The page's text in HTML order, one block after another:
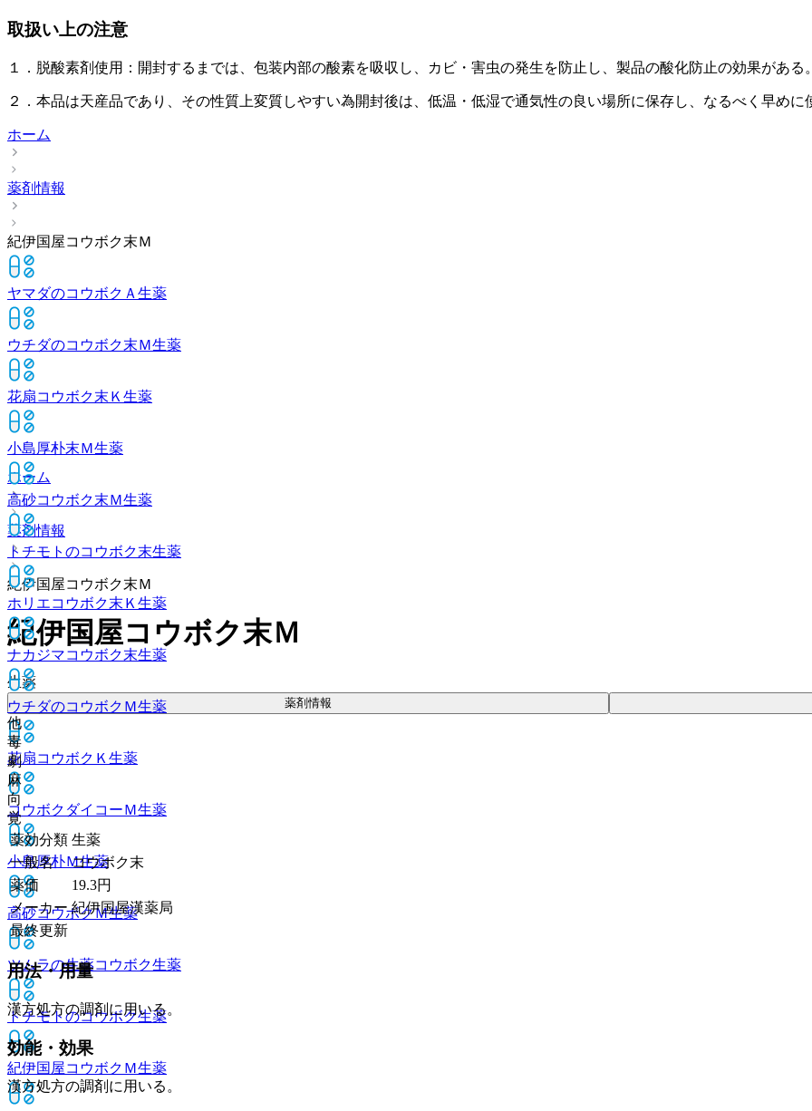
取扱い上の注意
１．脱酸素剤使用：開封するまでは、包装内部の酸素を吸収し、カビ・害虫の発生を防止し、製品の酸化防止の効果がある
２．本品は天産品であり、その性質上変質しやすい為開封後は、低温・低湿で通気性の良い場所に保存し、なるべく早めに
ホーム
薬剤情報
紀伊国屋コウボク末Ｍ
ヤマダのコウボクＡ 生薬
ウチダのコウボク末Ｍ生薬
花扇コウボク末Ｋ 生薬
小島厚朴末Ｍ生薬
高砂コウボク末Ｍ生薬
トチモトのコウボク末生薬
ホリエコウボク末Ｋ 生薬
ナカジマコウボク末生薬
ウチダのコウボクＭ生薬
花扇コウボクＫ 生薬
コウボクダイコーＭ生薬
小島厚朴Ｍ生薬
高砂コウボクＭ生薬
ツムラの生薬コウボク生薬
トチモトのコウボク生薬
紀伊国屋コウボクＭ生薬
ホーム
薬剤情報
紀伊国屋コウボク末Ｍ
紀伊国屋コウボク末Ｍ
生薬
薬剤情報
他
毒
劇
麻
向
覚
薬効分類 生薬
一般名
コウボク末
薬価
19.3円
メーカー 紀伊国屋漢薬局
最終更新
用法・用量
漢方処方の調剤に用いる。
効能・効果
漢方処方の調剤に用いる。